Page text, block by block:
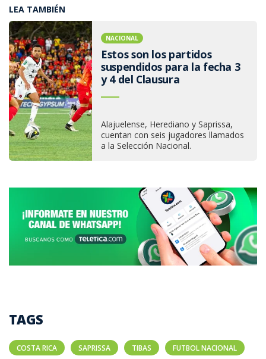
LEA TAMBIÉN
NACIONAL
Estos son los partidos
suspendidos para la fecha 3
y 4 del Clausura
Alajuelense, Herediano y Saprissa,
cuentan con seis jugadores llamados
a la Selección Nacional.
TAGS
COSTA RICA SAPRISSA TIBAS FUTBOL NACIONAL